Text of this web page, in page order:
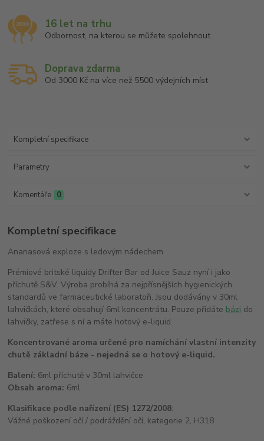
16 let na trhu
Odbornost, na kterou se můžete spolehnout
Doprava zdarma
Od 3000 Kč na více než 5500 výdejních míst
Kompletní specifikace
Parametry
Komentáře 0
Kompletní specifikace
Ananasová exploze s ledovým nádechem
Prémiové britské liquidy Drifter Bar od Juice Sauz nyní i jako
příchutě S&V. Výroba probíhá za nejpřísnějších hygienických
standardů ve farmaceutické laboratoři. Jsou dodávány v 30ml
lahvičkách, které obsahují 6ml koncentrátu. Pouze přidáte bázi do
lahvičky, zatřese s ní a máte hotový e-liquid.
Koncentrované aroma určené pro namíchání vlastní intenzity
chutě základní báze - nejedná se o hotový e-liquid.
Balení: 6ml příchutě v 30ml lahvičce
Obsah aroma: 6ml
Klasifikace podle nařízení (ES) 1272/2008:
Vážné poškození očí / podráždění očí, kategorie 2, H318